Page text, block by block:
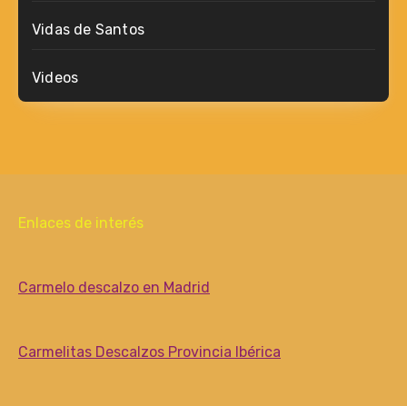
Vidas de Santos
Videos
Enlaces de interés
Carmelo descalzo en Madrid
Carmelitas Descalzos Provincia Ibérica